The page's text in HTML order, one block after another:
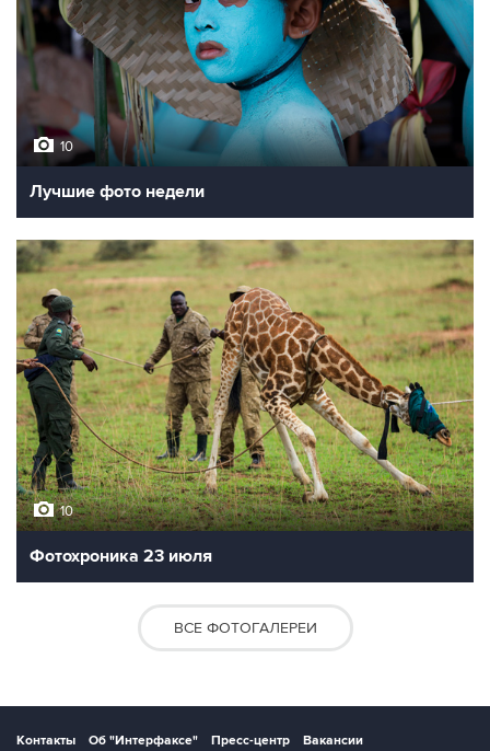
10
Лучшие фото недели
10
Фотохроника 23 июля
ВСЕ ФОТОГАЛЕРЕИ
Контакты Об "Интерфаксе" Пресс-центр
Вакансии